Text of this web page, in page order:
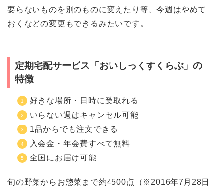
要らないものを別のものに変えたり等、今週はやめて
おくなどの変更もできるみたいです。
定期宅配サービス「おいしっくすくらぶ」の
特徴
好きな場所・日時に受取れる
いらない週はキャンセル可能
1品からでも注文できる
入会金・年会費すべて無料
全国にお届け可能
旬の野菜からお惣菜まで約4500点（※2016年7月28日